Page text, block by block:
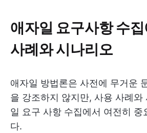
애자일 요구사항 수
사례와 시나리오
애자일 방법론은 사전에 무거운
을 강조하지 않지만, 사용 사례와
일 요구 사항 수집에서 여전히 중
다.